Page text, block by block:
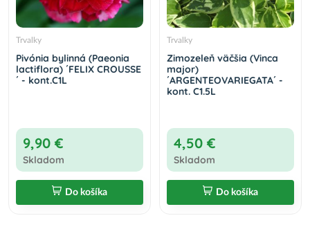
Trvalky
Pivónia bylinná (Paeonia
lactiflora) ´FELIX CROUSSE
´ - kont.C1L
9,90 €
Skladom
Do košíka
Trvalky
Zimozeleň väčšia (Vinca
major)
´ARGENTEOVARIEGATA´ -
kont. C1.5L
4,50 €
Skladom
Do košíka